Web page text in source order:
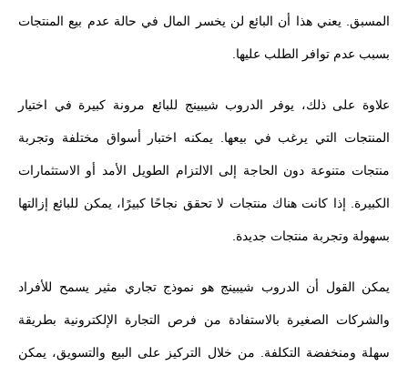
المسبق. يعني هذا أن البائع لن يخسر المال في حالة عدم بيع المنتجات
بسبب عدم توافر الطلب عليها.
علاوة على ذلك، يوفر الدروب شيبينج للبائع مرونة كبيرة في اختيار
المنتجات التي يرغب في بيعها. يمكنه اختبار أسواق مختلفة وتجربة
منتجات متنوعة دون الحاجة إلى الالتزام الطويل الأمد أو الاستثمارات
الكبيرة. إذا كانت هناك منتجات لا تحقق نجاحًا كبيرًا، يمكن للبائع إزالتها
بسهولة وتجربة منتجات جديدة.
يمكن القول أن الدروب شيبينج هو نموذج تجاري مثير يسمح للأفراد
والشركات الصغيرة بالاستفادة من فرص التجارة الإلكترونية بطريقة
سهلة ومنخفضة التكلفة. من خلال التركيز على البيع والتسويق، يمكن